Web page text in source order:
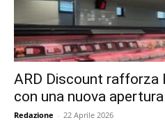
ARD Discount rafforza
con una nuova apertura
Redazione - 22 Aprile 2026